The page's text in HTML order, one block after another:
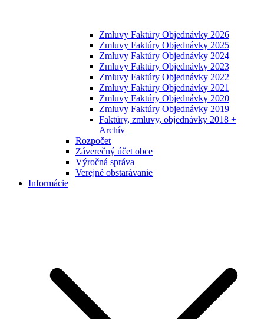
Zmluvy Faktúry Objednávky 2026
Zmluvy Faktúry Objednávky 2025
Zmluvy Faktúry Objednávky 2024
Zmluvy Faktúry Objednávky 2023
Zmluvy Faktúry Objednávky 2022
Zmluvy Faktúry Objednávky 2021
Zmluvy Faktúry Objednávky 2020
Zmluvy Faktúry Objednávky 2019
Faktúry, zmluvy, objednávky 2018 +
Archív
Rozpočet
Záverečný účet obce
Výročná správa
Verejné obstarávanie
Informácie